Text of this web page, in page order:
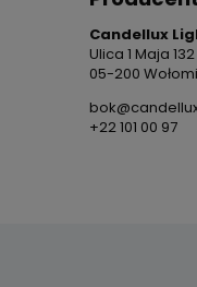
Candellux
Ulica 1 Maja 132
05-200
+22 101 00 97